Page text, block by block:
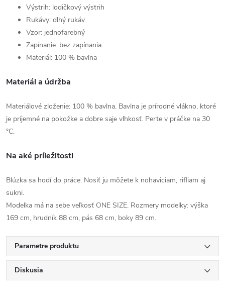
Výstrih: lodičkový výstrih
Rukávy: dlhý rukáv
Vzor: jednofarebný
Zapínanie: bez zapínania
Materiál: 100 % bavlna
Materiál a údržba
Materiálové zloženie: 100 % bavlna. Bavlna je prírodné vlákno, ktoré
je príjemné na pokožke a dobre saje vlhkosť. Perte v práčke na 30
°C.
Na aké príležitosti
Blúzka sa hodí do práce. Nosiť ju môžete k nohaviciam, rifliam aj
sukni.
Modelka má na sebe veľkosť ONE SIZE. Rozmery modelky: výška
169 cm, hrudník 88 cm, pás 68 cm, boky 89 cm.
Parametre produktu
Diskusia